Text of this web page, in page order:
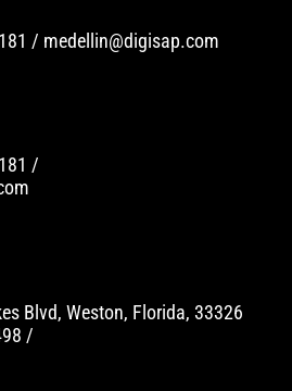
/ medellin@digisap.com
/
Blvd, Weston, Florida, 33326
/